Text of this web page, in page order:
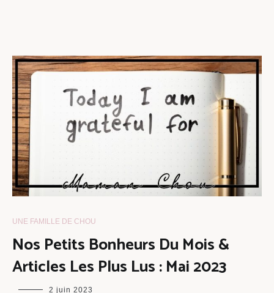
UNE FAMILLE DE CHOU
Nos Petits Bonheurs Du Mois &
Articles Les Plus Lus : Mai 2023
maman 2 juin 2023